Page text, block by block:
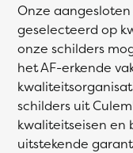
Onze
geselecteerd op
onze schilders
het AF-erkende
schilders uit
kwaliteitseisen en
uitstekende